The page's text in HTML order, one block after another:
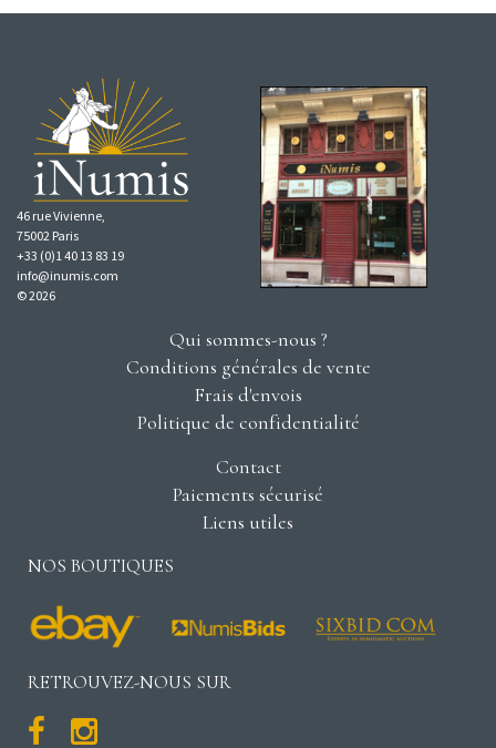
46 rue Vivienne,
75002 Paris
+33 (0)1 40 13 83 19
info@inumis.com
© 2026
Qui sommes-nous ?
Conditions générales de vente
Frais d'envois
Politique de confidentialité
Contact
Paiements sécurisé
Liens utiles
NOS BOUTIQUES
RETROUVEZ-NOUS SUR